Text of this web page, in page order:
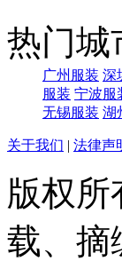
热门城
广州服装 深
服装 宁波服
无锡服装 湖
关于我们 | 法律声
版权所
载、摘